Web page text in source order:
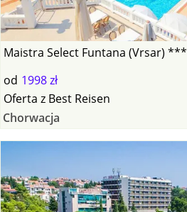
Maistra Select Funtana (Vrsar) ***
od 1998 zł
Oferta z Best Reisen
Chorwacja